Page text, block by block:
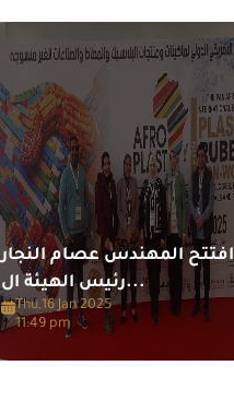
افتتح المهندس عصام النجار
رئيس الهيئة ال...
Thu,16 Jan 2025
11:49 pm